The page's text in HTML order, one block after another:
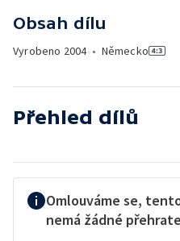
Obsah dílu
Vyrobeno 2004• Německo
Přehled dílů
Omlouváme se,
nemá žádné